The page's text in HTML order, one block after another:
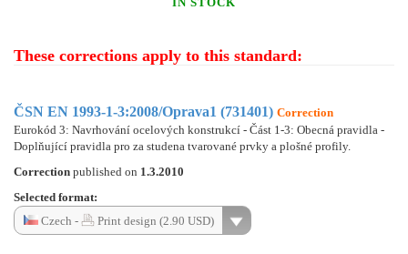
These corrections apply to this standard:
ČSN EN 1993-1-3:2008/Oprava1 (731401) Correction
Eurokód 3: Navrhování ocelových konstrukcí - Část 1-3: Obecná pravidla -
Doplňující pravidla pro za studena tvarované prvky a plošné profily.
Correction published on 1.3.2010
Selected format:
Czech -
Print design (2.90 USD)